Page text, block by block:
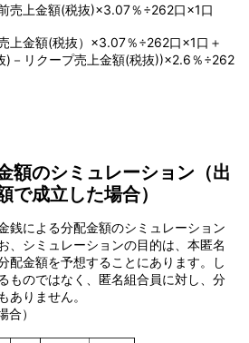
売上金額(税抜)×3.07％÷262口×1口
上金額(税抜）×3.07％÷262口×1口＋
)－リクープ売上金額(税抜))×2.6％÷262
額のシミュレーション （出
で成立した場合）
銭による分配金額のシミュレーション
、シミュレーションの目的は、本匿名
配金額を予想することにあります。し
ものではなく、匿名組合員に対し、分
ありません。
合）